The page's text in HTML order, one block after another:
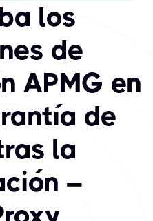
los
de
APMG en
de
la
–